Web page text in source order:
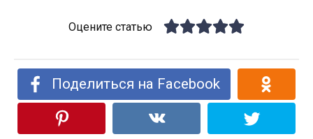
Оцените статью
Поделиться на Facebook